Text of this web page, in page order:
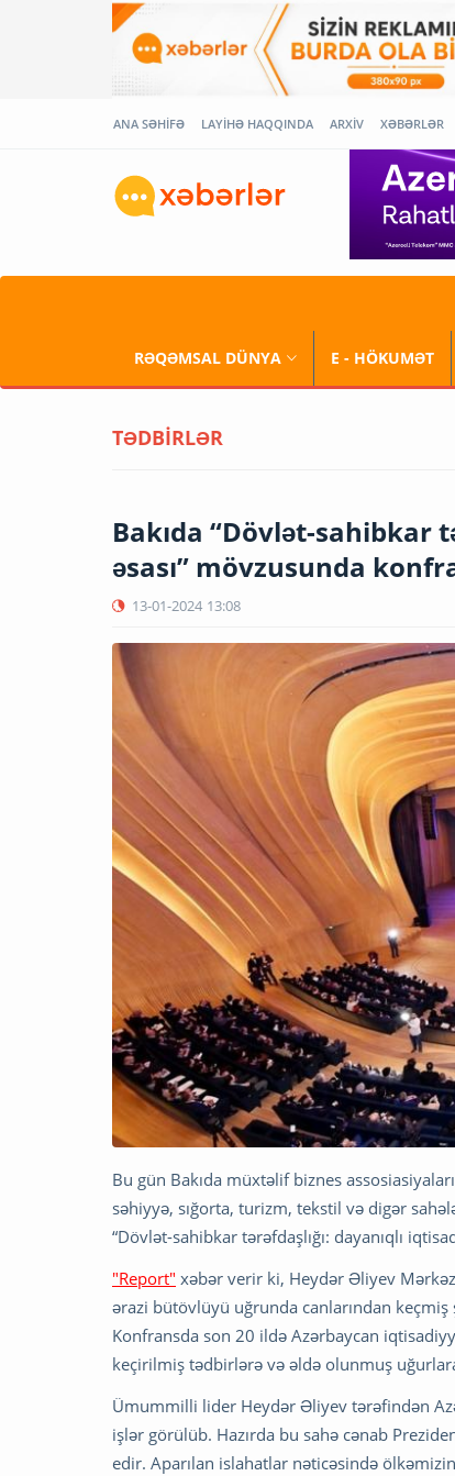
ANA SƏHİFƏ LAYİHƏ HAQQINDA ARXİV XƏBƏRLƏR
RƏQƏMSAL DÜNYA E - HÖKUMƏT
TƏDBİRLƏR
Bakıda “Dövlət-sahibkar
əsası” mövzusunda
13-01-2024 13:08
Bu gün Bakıda müxtəlif biznes
səhiyyə, sığorta, turizm, tekstil və digər
“Dövlət-sahibkar tərəfdaşlığı: dayanıqlı
"Report" xəbər verir ki, Heydər Əliyev
ərazi bütövlüyü uğrunda canlarından
Konfransda son 20 ildə Azərbaycan
keçirilmiş tədbirlərə və əldə olunmuş
Ümummilli lider Heydər Əliyev tərəfindən
işlər görülüb. Hazırda bu sahə cənab
edir. Aparılan islahatlar nəticəsində